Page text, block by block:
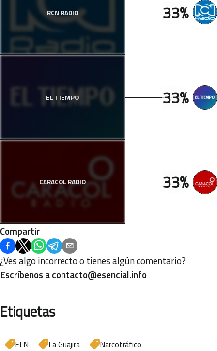
RCN RADIO
EL TIEMPO
CARACOL RADIO
33%
33%
33%
Compartir
¿Ves algo incorrecto o tienes algún comentario?
Escríbenos acontacto@esencial.info
Etiquetas
ELN La Guajira Narcotráfico